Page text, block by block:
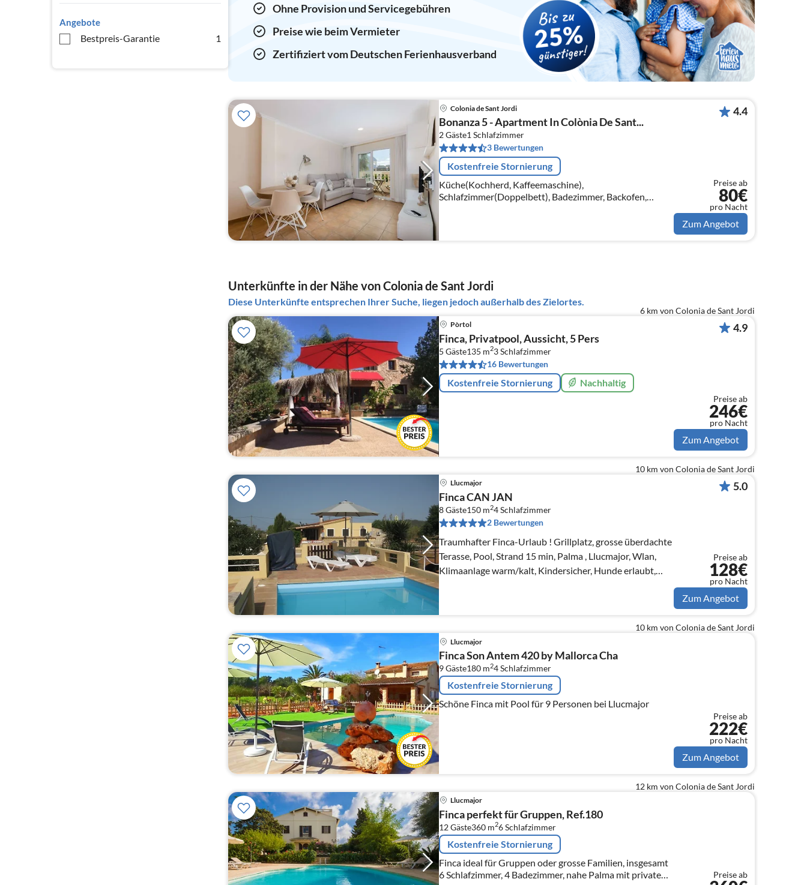
Angebote
Bestpreis-Garantie 1
Ohne Provision und Servicegebühren
Preise wie beim Vermieter
Zertifiziert vom Deutschen Ferienhausverband
Colonia de Sant Jordi
Bonanza 5 - Apartment In Colònia De Sant...
2 Gäste1Schlafzimmer
3 Bewertungen
Kostenfreie Stornierung
Küche(Kochherd, Kaffeemaschine),
Schlafzimmer(Doppelbett), Badezimmer, Backofen,
4.4
Preise ab
80€
pro Nacht
Zum Angebot
Unterkünfte in der Nähe von Colonia de Sant Jordi
Diese Unterkünfte entsprechen Ihrer Suche, liegen jedoch außerhalb des Zielortes.
6 km von Colonia de Sant Jordi
Pòrtol
Finca, Privatpool, Aussicht, 5 Pers
5 Gäste135 m23Schlafzimmer
16 Bewertungen
Kostenfreie Stornierung Nachhaltig
4.9
Preise ab
246€
pro Nacht
Zum Angebot
10 km von Colonia de Sant Jordi
Llucmajor
Finca CAN JAN
8 Gäste150 m24Schlafzimmer
2 Bewertungen
Traumhafter Finca-Urlaub ! Grillplatz, grosse überdachte
Terasse, Pool, Strand 15 min, Palma , Llucmajor, Wlan,
Klimaanlage warm/kalt, Kindersicher, Hunde erlaubt,
7000m² Grundst.
5.0
Preise ab
128€
pro Nacht
Zum Angebot
10 km von Colonia de Sant Jordi
Llucmajor
Finca Son Antem 420 by Mallorca Cha
9 Gäste180 m24Schlafzimmer
Kostenfreie Stornierung
Schöne Finca mit Pool für 9 Personen bei Llucmajor
Preise ab
222€
pro Nacht
Zum Angebot
12 km von Colonia de Sant Jordi
Llucmajor
Finca perfekt für Gruppen, Ref.180
12 Gäste360 m26Schlafzimmer
Kostenfreie Stornierung
Finca ideal für Gruppen oder grosse Familien, insgesamt
6 Schlafzimmer, 4 Badezimmer, nahe Palma mit privatem
Preise ab